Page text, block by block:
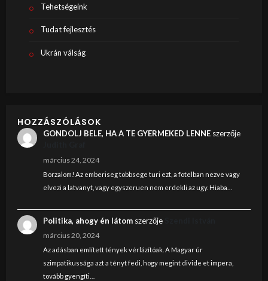
Tehetségeink
Tudat fejlesztés
Ukrán válság
HOZZÁSZÓLÁSOK
GONDOLJ BELE, HA A TE GYERMEKED LENNEszerzője
március 24, 2024
Borzalom! Az emberiseg tobbsege turi ezt, a fotelban nezve vagy
elvezi a latvanyt, vagy egyszeruen nem erdekli az ugy. Hiaba…
Politika, ahogy én látomszerzője
március 20, 2024
Az adásban említett tények vérlázítóak. A Magyar úr
szimpatikussága azt a tényt fedi, hogy megint divide et impera,
tovább gyengíti…